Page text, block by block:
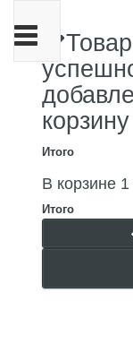
Товар
корзину
Итого
В корзине 1
Итого
Переключить
навигации